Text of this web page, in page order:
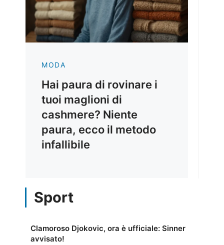
MODA
Hai paura di rovinare i
tuoi maglioni di
cashmere? Niente
paura, ecco il metodo
infallibile
Sport
Clamoroso Djokovic, ora è ufficiale: Sinner
avvisato!